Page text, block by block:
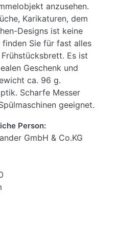
anzusehen.
Karikaturen, dem
Designs ist keine
finden Sie für fast alles
Es ist
Geschenk und
ca. 96 g.
Scharfe Messer
geeignet.
Person:
GmbH & Co.KG